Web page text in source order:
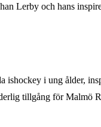
Lerby och hans
i ung ålder,
tillgång för Malmö